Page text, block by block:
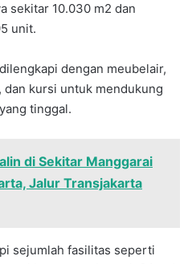
sekitar 10.030 m2 dan
unit.
dengan meubelair,
kursi untuk mendukung
tinggal.
di Sekitar Manggarai
Jalur Transjakarta
sejumlah fasilitas seperti